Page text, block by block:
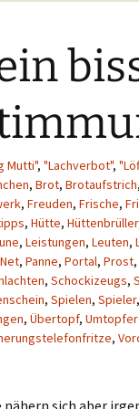
Mutti", "Lachverbot",
, Brot, Brotaufstrich,
, Freuden, Frische,
, Hütte, Hüttenbrüller
, Leistungen, Leuten,
Net, Panne, Portal, Prost,
, Schockizeugs,
, Spielen, Spieler,
, Übertopf,
,
sich aber